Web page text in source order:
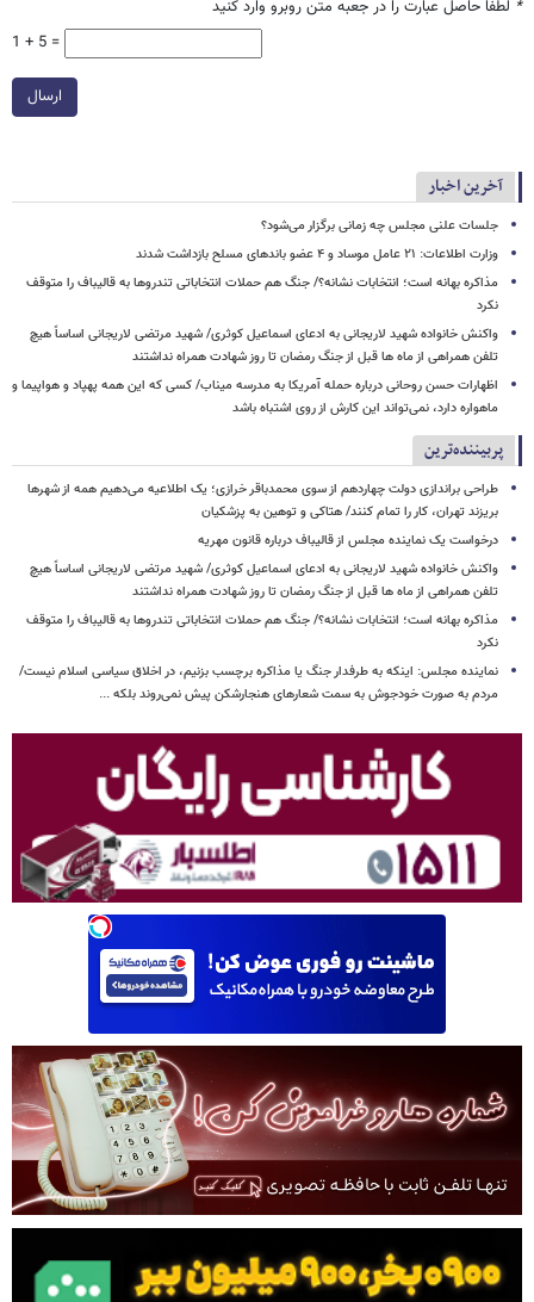
* لطفا حاصل عبارت را در جعبه متن روبرو وارد کنید
1 + 5 =
ارسال
آخرین اخبار
جلسات علنی مجلس چه زمانی برگزار می‌شود؟
وزارت اطلاعات: ۲۱ عامل موساد و ۴ عضو باندهای مسلح بازداشت شدند
مذاکره بهانه است؛ انتخابات نشانه؟/ جنگ هم حملات انتخاباتی تندروها به قالیباف را متوقف
نکرد
واکنش خانواده شهید لاریجانی به ادعای اسماعیل کوثری/ شهید مرتضی لاریجانی اساساً هیچ
تلفن همراهی از ماه ها قبل از جنگ رمضان تا روز شهادت همراه نداشتند
اظهارات حسن روحانی درباره حمله آمریکا به مدرسه میناب/ کسی که این همه پهپاد و هواپیما و
ماهواره دارد، نمی‌تواند این کارش از روی اشتباه باشد
پربیننده‌ترین
طراحی براندازی دولت چهاردهم از سوی محمدباقر خرازی؛ یک اطلاعیه می‌دهیم همه از شهرها
بریزند تهران، کار را تمام کنند/ هتاکی و توهین به پزشکیان
درخواست یک نماینده مجلس از قالیباف درباره قانون مهریه
واکنش خانواده شهید لاریجانی به ادعای اسماعیل کوثری/ شهید مرتضی لاریجانی اساساً هیچ
تلفن همراهی از ماه ها قبل از جنگ رمضان تا روز شهادت همراه نداشتند
مذاکره بهانه است؛ انتخابات نشانه؟/ جنگ هم حملات انتخاباتی تندروها به قالیباف را متوقف
نکرد
نماینده مجلس: اینکه به طرفدار جنگ یا مذاکره برچسب بزنیم، در اخلاق سیاسی اسلام نیست/
مردم به صورت خودجوش به سمت شعارهای هنجارشکن پیش نمی‌روند بلکه ...